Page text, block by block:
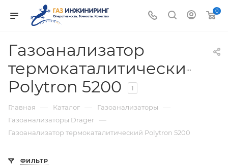
0
Газоанализатор
термокаталитический
Polytron 5200
1
Главная — Каталог — Газоанализаторы —
Газоанализаторы Drager —
Газоанализатор термокаталитический Polytron 5200
ФИЛЬТР